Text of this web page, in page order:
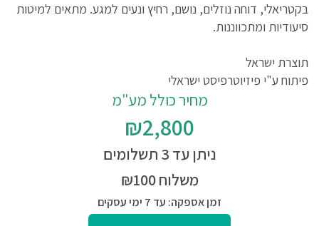
בקטריאלי, דוחה נוזלים, נושם, רחיץ ונעים למגע. מתאים למיטות
סיעודיות ומתכווננות.
תוצרת ישראל
פיתוח ע"י פיזיוטרפיסט ישראלי
מחיר כולל מע"מ
₪2,800
ניתן עד 3 תשלומים
משלוח ₪100
זמן אספקה: עד 7 ימי עסקים